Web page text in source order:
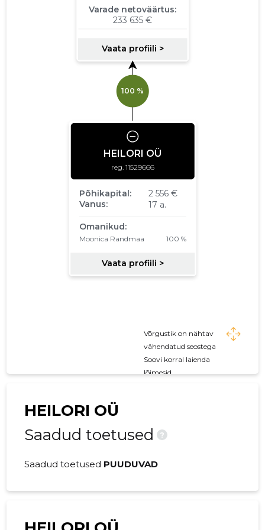
31.12.2013
31.07.2014
31.12.2012
02.07.2013
21.08.2012
31.12.2010
30.06.2011
01.01.2009–
29.06.2010
Võrgustik on nähtav
vähendatud seostega
Soovi korral laienda
lõimesid
HEILORI OÜ
Saadud toetused
?
Saadud toetused PUUDUVAD